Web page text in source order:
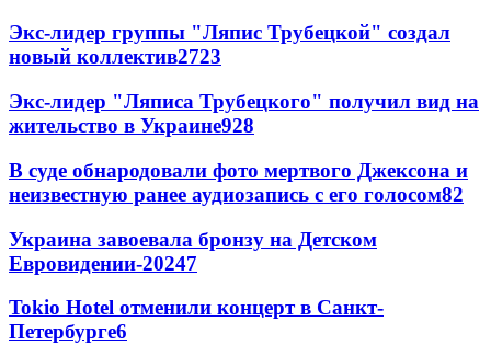
Экс-лидер группы "Ляпис Трубецкой" создал
новый коллектив2723
Экс-лидер "Ляписа Трубецкого" получил вид на
жительство в Украине928
В суде обнародовали фото мертвого Джексона и
неизвестную ранее аудиозапись с его голосом82
Украина завоевала бронзу на Детском
Евровидении-20247
Tokio Hotel отменили концерт в Санкт-
Петербурге6